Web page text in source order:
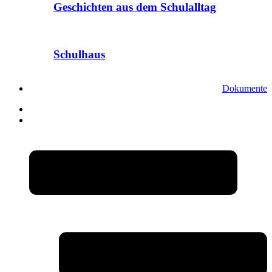
Geschichten aus dem Schulalltag
Schulhaus
Dokumente